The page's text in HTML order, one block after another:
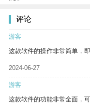
评论
游客
这款软件的操作非常简单，
2024-06-27
游客
这款软件的功能非常全面，